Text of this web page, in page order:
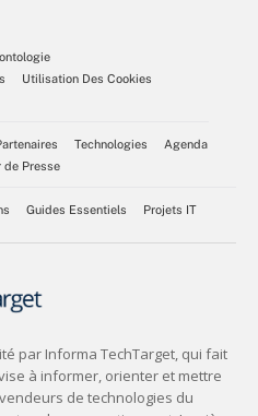
Utilisation Des Cookies
Technologies
Agenda
de Presse
Guides Essentiels Projets IT